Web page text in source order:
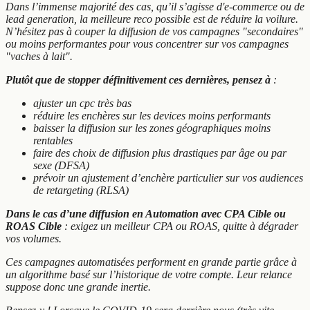
Dans l’immense majorité des cas, qu’il s’agisse d'e-commerce ou de
lead generation, la meilleure reco possible est de réduire la voilure.
N’hésitez pas à couper la diffusion de vos campagnes "secondaires"
ou moins performantes pour vous concentrer sur vos campagnes
"vaches à lait".
Plutôt que de stopper définitivement ces dernières, pensez à :
ajuster un cpc très bas
réduire les enchères sur les devices moins performants
baisser la diffusion sur les zones géographiques moins
rentables
faire des choix de diffusion plus drastiques par âge ou par
sexe (DFSA)
prévoir un ajustement d’enchère particulier sur vos audiences
de retargeting (RLSA)
Dans le cas d’une diffusion en Automation avec CPA Cible ou
ROAS Cible : exigez un meilleur CPA ou ROAS, quitte à dégrader
vos volumes.
Ces campagnes automatisées performent en grande partie grâce à
un algorithme basé sur l’historique de votre compte. Leur relance
suppose donc une grande inertie.